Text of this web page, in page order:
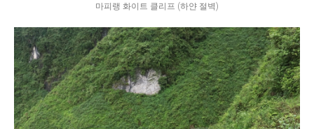
마피랭 화이트 클리프 (하얀 절벽)